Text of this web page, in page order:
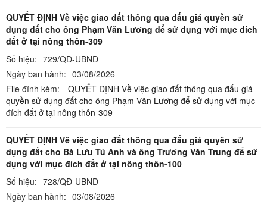
QUYẾT ĐỊNH Về việc giao đất thông qua đấu giá quyền sử
dụng đất cho ông Phạm Văn Lương để sử dụng với mục đích
đất ở tại nông thôn-309
Số hiệu: 729/QĐ-UBND
Ngày ban hành: 03/08/2026
File đính kèm:
QUYẾT ĐỊNH Về việc giao đất thông qua đấu giá
quyền sử dụng đất cho ông Phạm Văn Lương để sử dụng với mục
đích đất ở tại nông thôn-309
QUYẾT ĐỊNH Về việc giao đất thông qua đấu giá quyền sử
dụng đất cho Bà Lưu Tú Anh và ông Trương Văn Trung để sử
dụng với mục đích đất ở tại nông thôn-100
Số hiệu: 728/QĐ-UBND
Ngày ban hành: 03/08/2026